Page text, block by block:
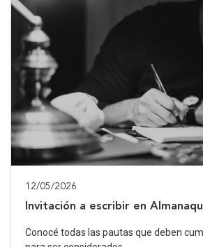
12/05/2026
Invitación a escribir en
Conocé todas las pautas que deben